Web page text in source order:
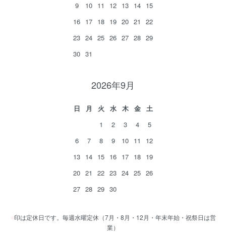
9
10 11 12 13 14 15
16 17 18 19 20 21
22
23 24 25 26 27 28 29
30 31
2026年9月
日 月 火 水 木 金
土
1
2 3 4
5
6
7 8 9 10 11
12
13 14 15 16 17 18 19
20 21 22 23 24 25 26
27 28 29 30
印は定休日です。毎週水曜定休（7月・8月・12月・年末年始・祝祭日は営
業）